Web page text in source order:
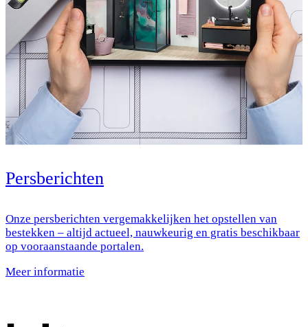
Persberichten
Onze persberichten vergemakkelijken het opstellen van
bestekken – altijd actueel, nauwkeurig en gratis beschikbaar
op vooraanstaande portalen.
Meer informatie